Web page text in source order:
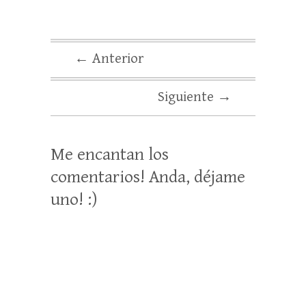
← Anterior
Siguiente →
Me encantan los
comentarios! Anda, déjame
uno! :)